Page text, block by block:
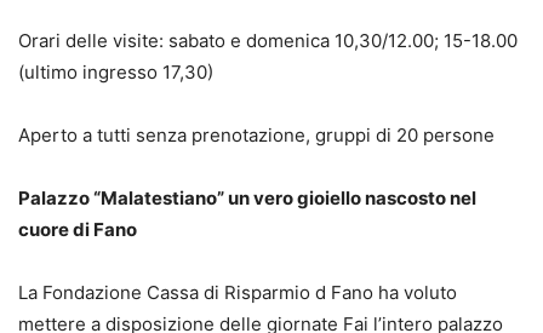
Orari delle visite: sabato e domenica 10,30/12.00; 15-18.00
(ultimo ingresso 17,30)
Aperto a tutti senza prenotazione, gruppi di 20 persone
Palazzo “Malatestiano” un vero gioiello nascosto nel
cuore di Fano
La Fondazione Cassa di Risparmio d Fano ha voluto
mettere a disposizione delle giornate Fai l’intero palazzo